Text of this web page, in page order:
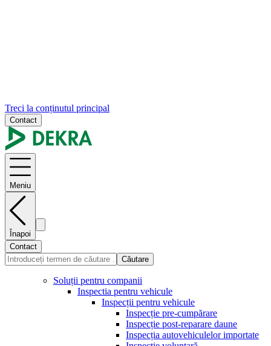
Treci la conținutul principal
Contact
Meniu
Înapoi
Contact
Căutare
Soluții pentru companii
Inspectia pentru vehicule
Inspecții pentru vehicule
Inspecție pre-cumpărare
Inspecție post-reparare daune
Inspecția autovehiculelor importate